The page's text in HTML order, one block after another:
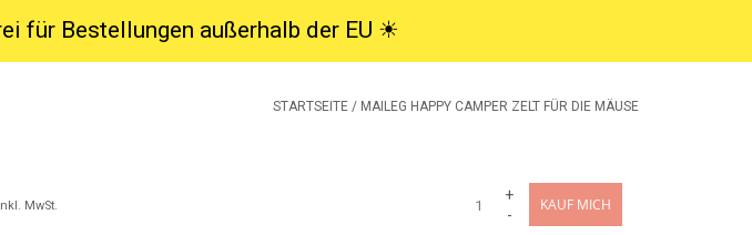
für Bestellungen außerhalb der EU ☀︎
STARTSEITE / MAILEG HAPPY CAMPER ZELT FÜR DIE MÄUSE
MwSt.
+
-
KAUF MICH